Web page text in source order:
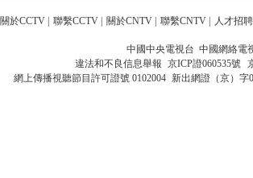
關於CCTV 聯繫CCTV 關於CNTV 聯繫CNTV 人才招聘
中國中央電視台 中國網絡電
違法和不良信息舉報 京ICP證060535號
網上傳播視聽節目許可證號 0102004 新出網證（京）